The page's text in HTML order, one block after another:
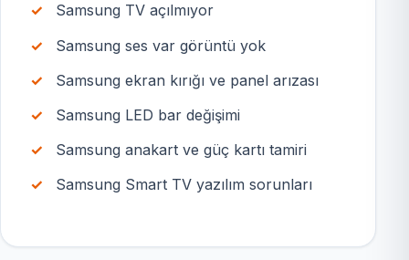
Samsung TV açılmıyor
Samsung ses var görüntü yok
Samsung ekran kırığı ve panel arızası
Samsung LED bar değişimi
Samsung anakart ve güç kartı tamiri
Samsung Smart TV yazılım sorunları